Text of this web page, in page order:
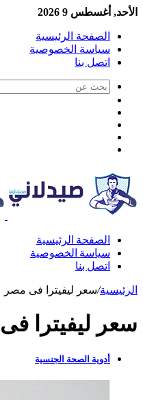
الأحد, أغسطس 9 2026
الصفحة الرئيسية
سياسة الخصوصية
اتصل بنا
الصفحة الرئيسية
سياسة الخصوصية
اتصل بنا
الرئيسية/سعر ليفيترا فى مصر
سعر ليفيترا
أدوية الصحة الجنسية